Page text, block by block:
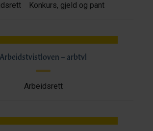
Konkurs, gjeld og pant
Arbeidstvistloven – arbtvl
Arbeidsrett